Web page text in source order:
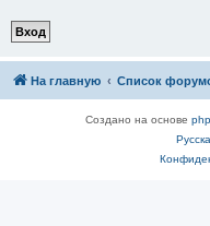
На главную Список
Создано на основе